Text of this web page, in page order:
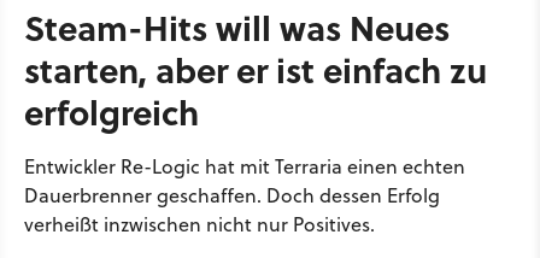
Steam-Hits will was Neues
starten, aber er ist einfach zu
erfolgreich
Entwickler Re-Logic hat mit Terraria einen echten
Dauerbrenner geschaffen. Doch dessen Erfolg
verheißt inzwischen nicht nur Positives.